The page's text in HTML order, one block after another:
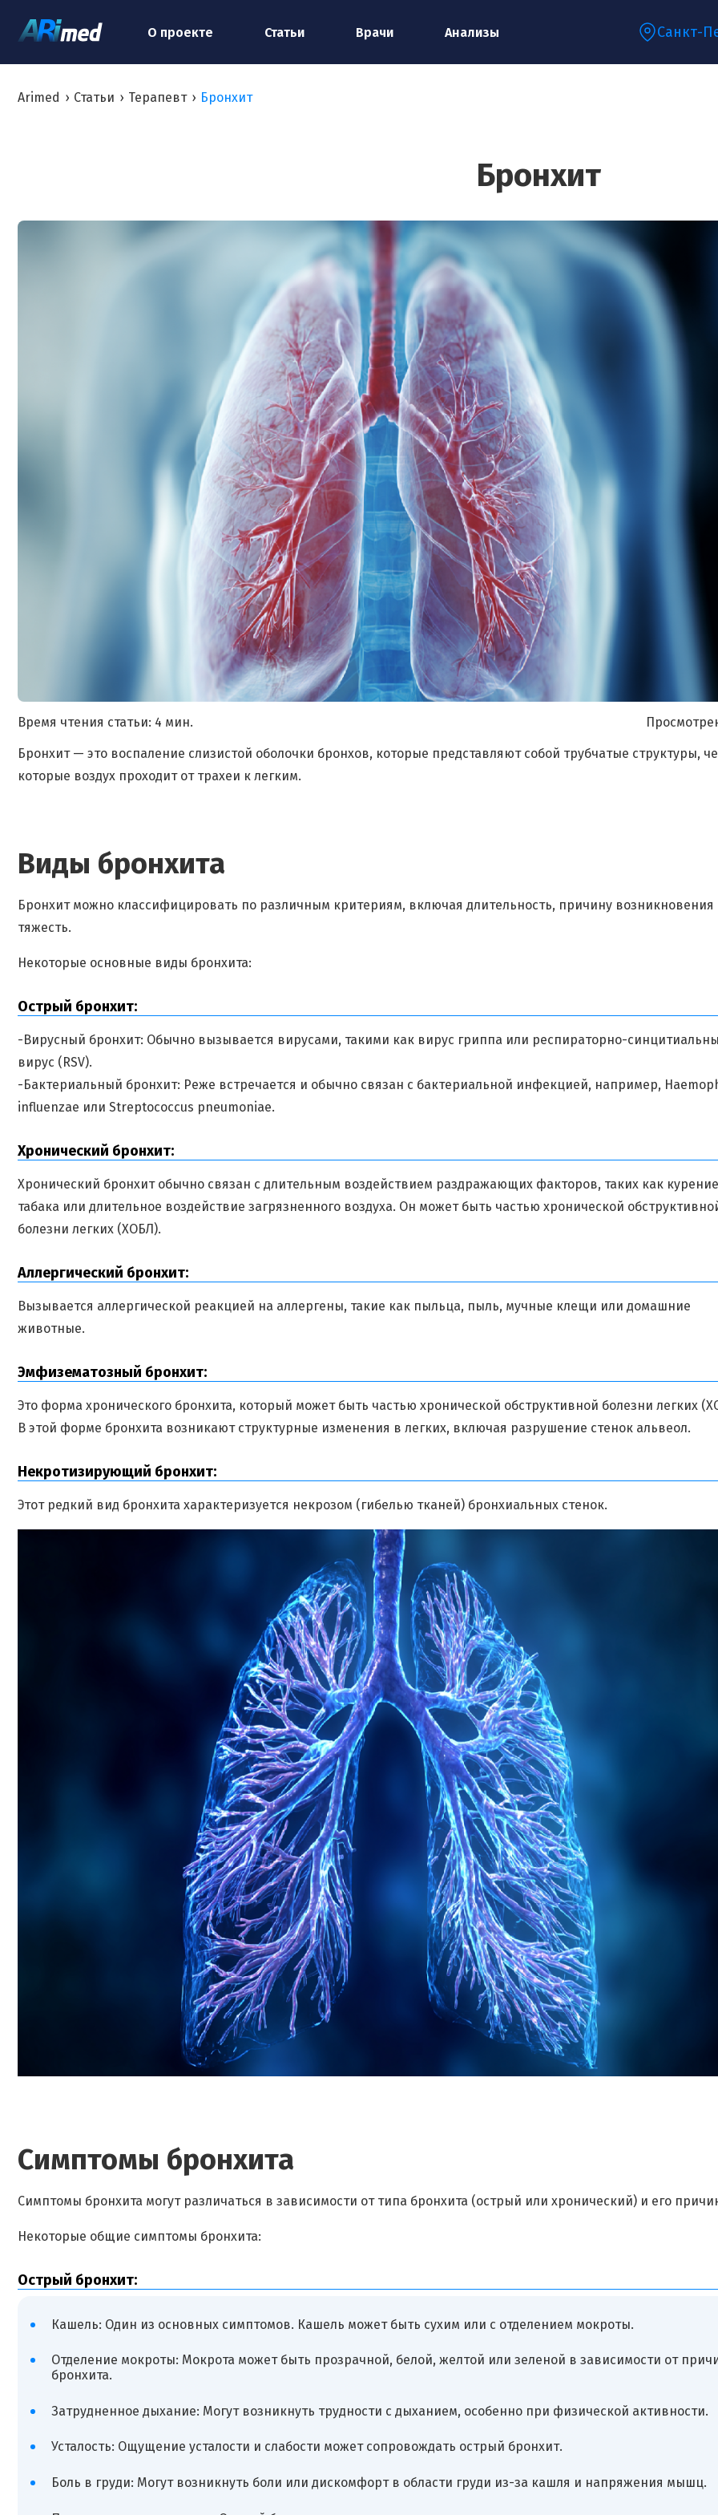
О проекте Статьи Врачи Анализы Санкт-
Arimed › Статьи › Терапевт › Бронхит
Бронхит
Время чтения статьи: 4 мин.
Бронхит — это воспаление слизистой оболочки бронхов, которые представляют собой трубчатые структуры,
которые воздух проходит от трахеи к легким.
Виды бронхита
Бронхит можно классифицировать по различным критериям, включая длительность, причину возникновения
тяжесть.
Некоторые основные виды бронхита:
Острый бронхит:
-Вирусный бронхит: Обычно вызывается вирусами, такими как вирус гриппа или респираторно-
вирус (RSV).
-Бактериальный бронхит: Реже встречается и обычно связан с бактериальной инфекцией, например,
influenzae или Streptococcus pneumoniae.
Хронический бронхит:
Хронический бронхит обычно связан с длительным воздействием раздражающих факторов, таких как курение
табака или длительное воздействие загрязненного воздуха. Он может быть частью хронической
болезни легких (ХОБЛ).
Аллергический бронхит:
Вызывается аллергической реакцией на аллергены, такие как пыльца, пыль, мучные клещи или домашние
животные.
Эмфизематозный бронхит:
Это форма хронического бронхита, который может быть частью хронической обструктивной болезни легких
В этой форме бронхита возникают структурные изменения в легких, включая разрушение стенок альвеол.
Некротизирующий бронхит:
Этот редкий вид бронхита характеризуется некрозом (гибелью тканей) бронхиальных стенок.
Симптомы бронхита
Симптомы бронхита могут различаться в зависимости от типа бронхита (острый или хронический) и его
Некоторые общие симптомы бронхита:
Острый бронхит:
Кашель: Один из основных симптомов. Кашель может быть сухим или с отделением мокроты.
Отделение мокроты: Мокрота может быть прозрачной, белой, желтой или зеленой в зависимости от
бронхита.
Затрудненное дыхание: Могут возникнуть трудности с дыханием, особенно при физической активности.
Усталость: Ощущение усталости и слабости может сопровождать острый бронхит.
Боль в груди: Могут возникнуть боли или дискомфорт в области груди из-за кашля и напряжения мышц.
Ваш телефон:*
Ваш e-mail:*
Я согласен наобработку моих персональных данных